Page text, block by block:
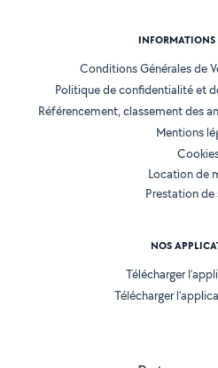
INFORMATIONS
Conditions Générales de
Politique de confidentialité et
Référencement, classement des
Mentions
Location de
Prestation de
NOS
Télécharger
Télécharger